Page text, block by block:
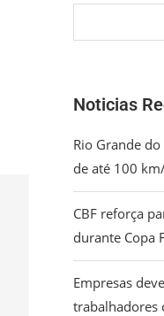
Noticias
Rio Grande
de até 100
CBF reforça
durante Copa
Empresas
trabalhadores